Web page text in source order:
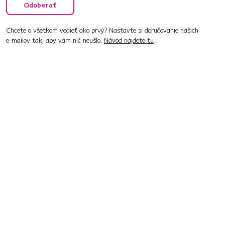
Odoberať
Chcete o všetkom vedieť ako prvý? Nastavte si doručovanie našich
e‑mailov tak, aby vám nič neušlo. Návod nájdete tu.